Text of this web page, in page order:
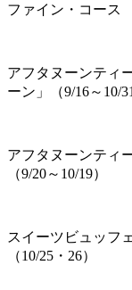
ファイン・コース
アフタヌーンティ
ーン」（9/16～10/31
アフタヌーンティ
（9/20～10/19）
スイーツビュッフ
（10/25・26）